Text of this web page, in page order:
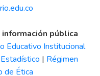
pública
Educativo Institucional
| Régimen
de Ética